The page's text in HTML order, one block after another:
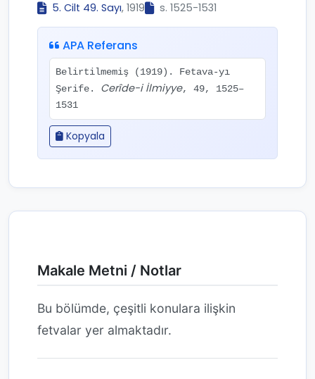
5. Cilt 49. Sayı, 1919 s. 1525-1531
APA Referans
Belirtilmemiş (1919). Fetava-yı
Şerife. Cerîde-i İlmiyye, 49, 1525–
1531
Kopyala
Makale Metni / Notlar
Bu bölümde, çeşitli konulara ilişkin
fetvalar yer almaktadır.